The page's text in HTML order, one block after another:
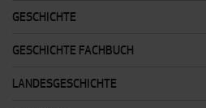
GESCHICHTE
GESCHICHTE FACHBUCH
LANDESGESCHICHTE